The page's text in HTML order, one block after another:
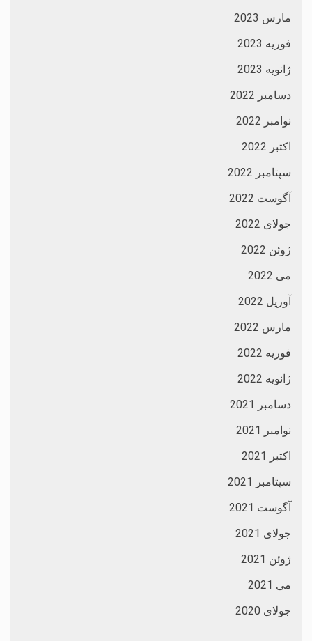
مارس 2023
فوریه 2023
ژانویه 2023
دسامبر 2022
نوامبر 2022
اکتبر 2022
سپتامبر 2022
آگوست 2022
جولای 2022
ژوئن 2022
می 2022
آوریل 2022
مارس 2022
فوریه 2022
ژانویه 2022
دسامبر 2021
نوامبر 2021
اکتبر 2021
سپتامبر 2021
آگوست 2021
جولای 2021
ژوئن 2021
می 2021
جولای 2020